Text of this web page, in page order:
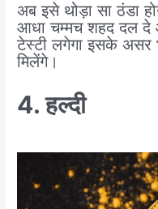
अब इसे थोड़ा सा ठंडा
आधा चम्मच शहद दल
टेस्टी लगेगा इसके असर
मिलेंगे।
4. हल्दी